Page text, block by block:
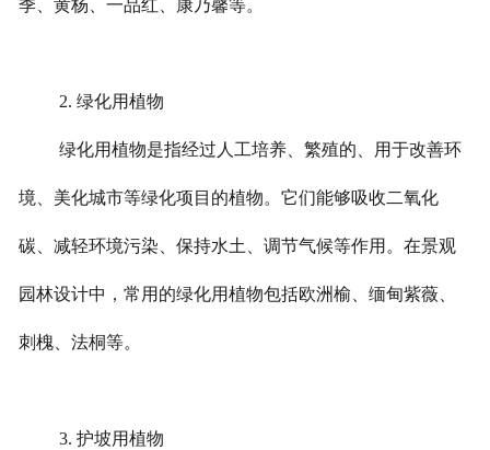
季、黄杨、一品红、康乃馨等。
2. 绿化用植物
绿化用植物是指经过人工培养、繁殖的、用于改善环
境、美化城市等绿化项目的植物。它们能够吸收二氧化
碳、减轻环境污染、保持水土、调节气候等作用。在景观
园林设计中，常用的绿化用植物包括欧洲榆、缅甸紫薇、
刺槐、法桐等。
3. 护坡用植物